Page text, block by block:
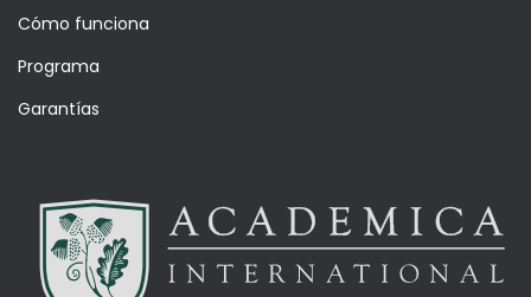
Cómo funciona
Programa
Garantías